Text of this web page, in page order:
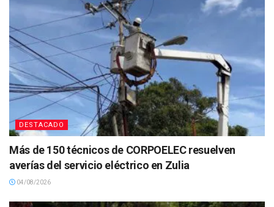
DESTACADO
Más de 150 técnicos de CORPOELEC resuelven
averías del servicio eléctrico en Zulia
04/08/2026